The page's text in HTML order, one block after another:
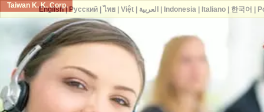
Taiwan K. K. Corp.
English| Русский| ไทย| Việt| العربية Indonesia| Italiano| 한국어